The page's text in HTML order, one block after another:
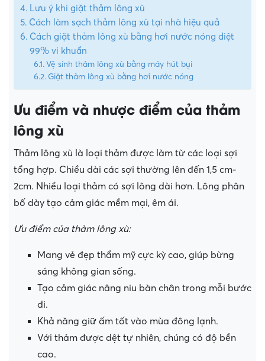
Lưu ý khi giặt thảm lông xù
Cách làm sạch thảm lông xù tại nhà hiệu quả
Cách giặt thảm lông xù bằng hơi nước nóng diệt
99% vi khuẩn
Vệ sinh thảm lông xù bằng máy hút bụi
Giặt thảm lông xù bằng hơi nước nóng
Ưu điểm và nhược điểm của thảm
lông xù
Thảm lông xù là loại thảm được làm từ các loại sợi
tổng hợp. Chiều dài các sợi thường lên đến 1,5 cm-
2cm. Nhiều loại thảm có sợi lông dài hơn. Lông phân
bố dày tạo cảm giác mềm mại, êm ái.
Ưu điểm của thảm lông xù:
Mang vẻ đẹp thẩm mỹ cực kỳ cao, giúp bừng
sáng không gian sống.
Tạo cảm giác nâng niu bàn chân trong mỗi bước
đi.
Khả năng giữ ấm tốt vào mùa đông lạnh.
Với thảm được dệt tự nhiên, chúng có độ bền
cao.